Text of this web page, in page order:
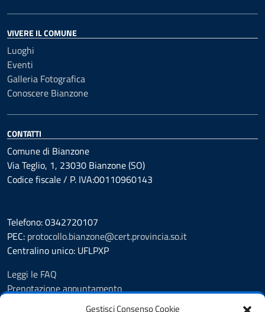
Gestisci Consenso Cookie
VIVERE IL COMUNE
Luoghi
Eventi
Galleria Fotografica
Conoscere Bianzone
CONTATTI
Comune di Bianzone
Via Teglio, 1, 23030 Bianzone (SO)
Codice fiscale / P. IVA:00110960143
Telefono: 0342720107
PEC: protocollo.bianzone@cert.provincia.so.it
Centralino unico: UFLPXP
Leggi le FAQ
Prenotazione appuntamento
Segnalazione disservizio